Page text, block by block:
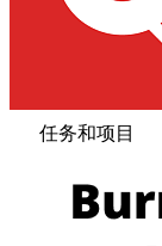
任务和项目